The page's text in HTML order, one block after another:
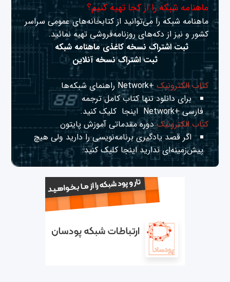
ماهنامه شبکه را از کجا تهیه کنیم؟
ماهنامه شبکه را می‌توانید از کتابخانه‌های عمومی سراسر
کشور و نیز از دکه‌های روزنامه‌فروشی تهیه نمائید.
ثبت اشتراک نسخه کاغذی ماهنامه شبکه
ثبت اشتراک نسخه آنلاین
کتاب الکترونیک+Network راهنمای شبکه‌ها
برای دانلود تنها کتاب کامل ترجمه
فارسی +Network
اینجا کلیک کنید.
کتاب الکترونیکدوره مقدماتی آموزش پایتون
اگر قصد یادگیری برنامه‌نویسی را دارید ولی هیچ
پیش‌زمینه‌ای نداریداینجا کلیک کنید.